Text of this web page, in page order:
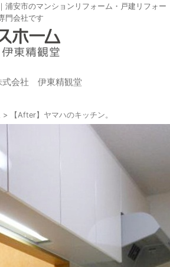
浦安市のマンションリフォーム・戸建リフォー
門会社です
式会社 伊東精観堂
> 【After】ヤマハのキッチン。